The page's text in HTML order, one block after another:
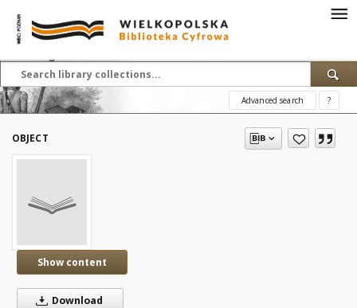
Advanced search ?
OBJECT
Show content
Download